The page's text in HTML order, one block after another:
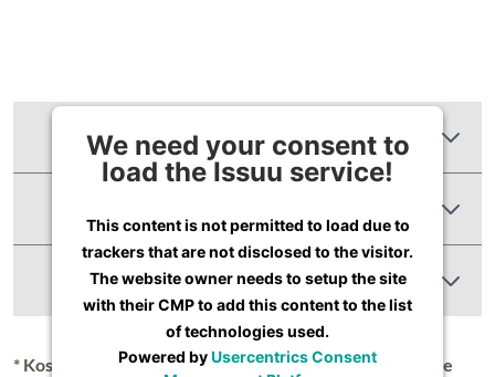
We need your consent to
load the Issuu service!
This content is not permitted to load due to
trackers that are not disclosed to the visitor.
The website owner needs to setup the site
with their CMP to add this content to the list
of technologies used.
Powered byUsercentrics Consent
Zusätzliche Informationen
Abbildung Ähnlich
* Kostenloser Versand in Deutschland (Festland), nähere